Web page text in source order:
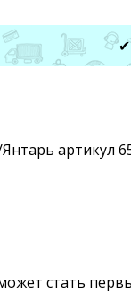
✔
артикул
стать